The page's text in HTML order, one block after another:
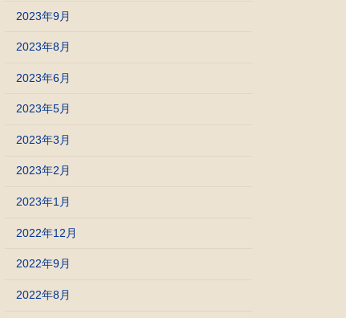
2023年9月
2023年8月
2023年6月
2023年5月
2023年3月
2023年2月
2023年1月
2022年12月
2022年9月
2022年8月